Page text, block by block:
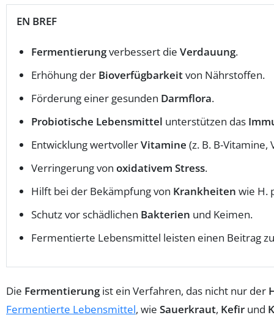
EN BREF
Fermentierungverbessert die Verdauung.
Erhöhung der Bioverfügbarkeitvon Nährstoffen.
Förderung einer gesunden Darmflora.
Probiotische Lebensmittel unterstützen das
Entwicklung wertvollerVitamine (z. B. B-Vitamine,
Verringerung von oxidativem Stress.
Hilft bei der Bekämpfung von Krankheiten wie H.
Schutz vor schädlichen Bakterien und Keimen.
Fermentierte Lebensmittel leisten einen Beitrag
Die Fermentierungist ein Verfahren, das nicht nur der
Fermentierte Lebensmittel, wie Sauerkraut, Kefir und